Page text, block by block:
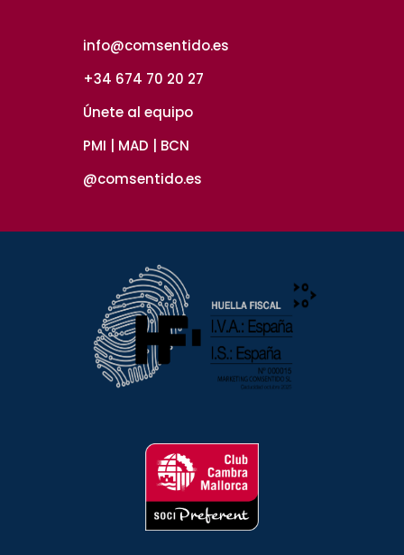
info@comsentido.es
+34 674 70 20 27
Únete al equipo
PMI | MAD | BCN
@comsentido.es